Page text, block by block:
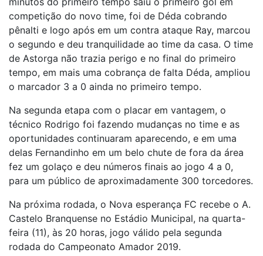
competição do novo time, foi de Déda cobrando
pênalti e logo após em um contra ataque Ray, marcou
o segundo e deu tranquilidade ao time da casa. O time
de Astorga não trazia perigo e no final do primeiro
tempo, em mais uma cobrança de falta Déda, ampliou
o marcador 3 a 0 ainda no primeiro tempo.
Na segunda etapa com o placar em vantagem, o
técnico Rodrigo foi fazendo mudanças no time e as
oportunidades continuaram aparecendo, e em uma
delas Fernandinho em um belo chute de fora da área
fez um golaço e deu números finais ao jogo 4 a 0,
para um público de aproximadamente 300 torcedores.
Na próxima rodada, o Nova esperança FC recebe o A.
Castelo Branquense no Estádio Municipal, na quarta-
feira (11), às 20 horas, jogo válido pela segunda
rodada do Campeonato Amador 2019.